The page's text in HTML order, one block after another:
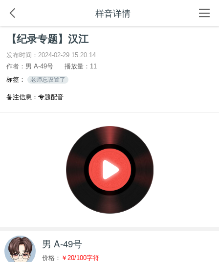
样音详情
【纪录专题】汉江
发布时间：2024-02-29 15:20:14
作者：男 A-49号
播放量：11
标签： 老师忘设置了
备注信息：专题配音
男 A-49号
价格： ￥20/100字符